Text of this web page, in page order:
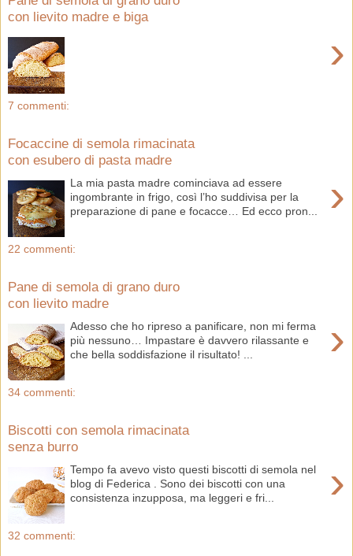
con lievito madre e biga
›
7 commenti:
Focaccine di semola rimacinata
con esubero di pasta madre
›
La mia pasta madre cominciava ad essere
ingombrante in frigo, così l’ho suddivisa per la
preparazione di pane e focacce… Ed ecco pron...
22 commenti:
Pane di semola di grano duro
con lievito madre
›
Adesso che ho ripreso a panificare, non mi ferma
più nessuno… Impastare è davvero rilassante e
che bella soddisfazione il risultato! ...
34 commenti:
Biscotti con semola rimacinata
senza burro
›
Tempo fa avevo visto questi biscotti di semola nel
blog di Federica . Sono dei biscotti con una
consistenza inzupposa, ma leggeri e fri...
32 commenti: